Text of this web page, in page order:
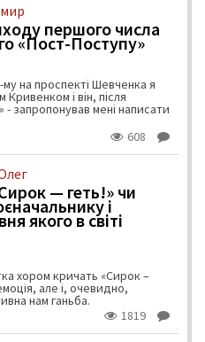
першого числа
«Пост-Поступу»
на проспекті Шевченка я
і він, після
запропонував мені написати
608
— геть!» чи
і
якого в світі
хором кричать «Сирок –
але і, очевидно,
нам ганьба.
1819